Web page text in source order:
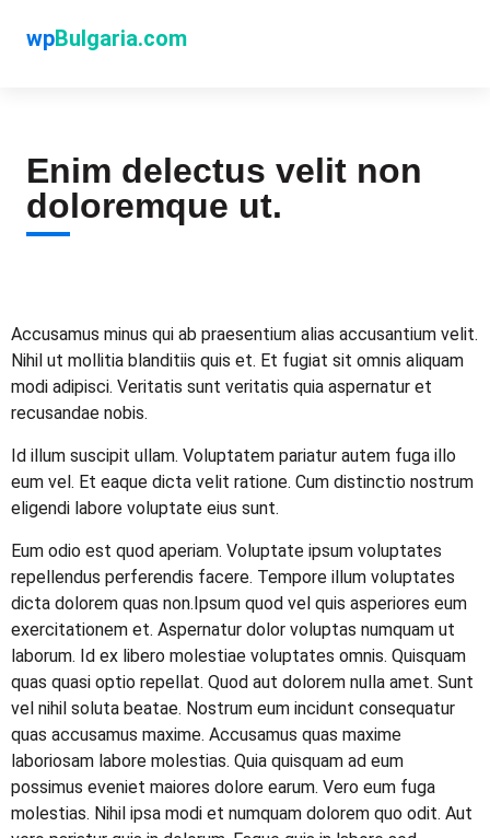
wpBulgaria.com
Enim delectus velit non
doloremque ut.
Accusamus minus qui ab praesentium alias accusantium velit.
Nihil ut mollitia blanditiis quis et. Et fugiat sit omnis aliquam
modi adipisci. Veritatis sunt veritatis quia aspernatur et
recusandae nobis.
Id illum suscipit ullam. Voluptatem pariatur autem fuga illo
eum vel. Et eaque dicta velit ratione. Cum distinctio nostrum
eligendi labore voluptate eius sunt.
Eum odio est quod aperiam. Voluptate ipsum voluptates
repellendus perferendis facere. Tempore illum voluptates
dicta dolorem quas non.Ipsum quod vel quis asperiores eum
exercitationem et. Aspernatur dolor voluptas numquam ut
laborum. Id ex libero molestiae voluptates omnis. Quisquam
quas quasi optio repellat. Quod aut dolorem nulla amet. Sunt
vel nihil soluta beatae. Nostrum eum incidunt consequatur
quas accusamus maxime. Accusamus quas maxime
laboriosam labore molestias. Quia quisquam ad eum
possimus eveniet maiores dolore earum. Vero eum fuga
molestias. Nihil ipsa modi et numquam dolorem quo odit. Aut